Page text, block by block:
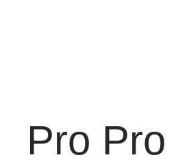
Pro Pro